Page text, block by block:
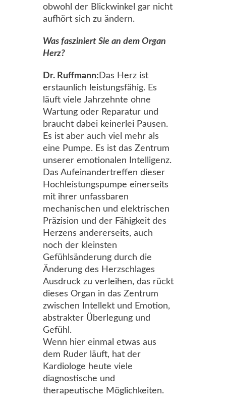
obwohl der Blickwinkel gar nicht
aufhört sich zu ändern.
Was fasziniert Sie an dem Organ
Herz?
Dr. Ruffmann: Das Herz ist
erstaunlich leistungsfähig. Es
läuft viele Jahrzehnte ohne
Wartung oder Reparatur und
braucht dabei keinerlei Pausen.
Es ist aber auch viel mehr als
eine Pumpe. Es ist das Zentrum
unserer emotionalen Intelligenz.
Das Aufeinandertreffen dieser
Hochleistungspumpe einerseits
mit ihrer unfassbaren
mechanischen und elektrischen
Präzision und der Fähigkeit des
Herzens andererseits, auch
noch der kleinsten
Gefühlsänderung durch die
Änderung des Herzschlages
Ausdruck zu verleihen, das rückt
dieses Organ in das Zentrum
zwischen Intellekt und Emotion,
abstrakter Überlegung und
Gefühl.
Wenn hier einmal etwas aus
dem Ruder läuft, hat der
Kardiologe heute viele
diagnostische und
therapeutische Möglichkeiten.